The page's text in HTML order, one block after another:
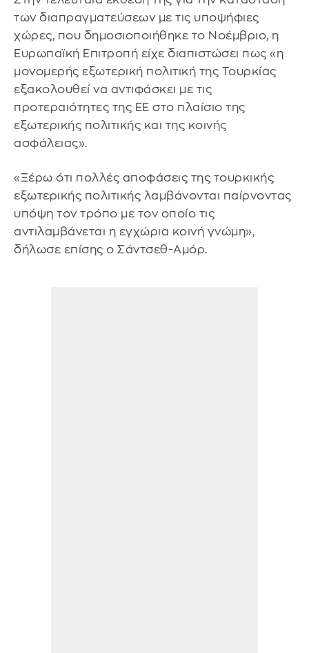
των διαπραγματεύσεων με τις υποψήφιες
χώρες, που δημοσιοποιήθηκε το Νοέμβριο, η
Ευρωπαϊκή Επιτροπή είχε διαπιστώσει πως «η
μονομερής εξωτερική πολιτική της Τουρκίας
εξακολουθεί να αντιφάσκει με τις
προτεραιότητες της ΕΕ στο πλαίσιο της
εξωτερικής πολιτικής και της κοινής
ασφάλειας».
«Ξέρω ότι πολλές αποφάσεις της τουρκικής
εξωτερικής πολιτικής λαμβάνονται παίρνοντας
υπόψη τον τρόπο με τον οποίο τις
αντιλαμβάνεται η εγχώρια κοινή γνώμη»,
δήλωσε επίσης ο Σάντσεθ-Αμόρ.